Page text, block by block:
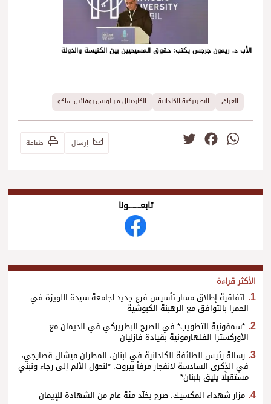
الأب د. ريمون جرجس يكتب: حقوق المسيحيين بين الكنيسة والدولة
العراق البطريركية الكلدانية الكاردينال مار لويس روفائيل ساكو
WhatsApp
Facebook إرسال طباعة
تابعــــــــــونا
الأكثر قراءة
اتفاقية إطلاق مسار تأسيس فرع جديد لجامعة سيدة اللويزة في
الحمرا بالتوافق مع الرهبنة الكبوشية
*سمفونية التطويب* في الصرح البطريركي في الديمان مع
الأوركسترا الفلهارمونية بقيادة فازليان
رسالة رئيس الطائفة الكلدانية في لبنان، المطران ميشال قصارجي،
في الذكرى السادسة لانفجار مرفأ بيروت: *لنحوّل الألم إلى رجاء ونبني
مستقبلًا يليق بلبنان*
مزار شهداء المكسيك: صرح يخلّد مئة عام من الشهادة للإيمان